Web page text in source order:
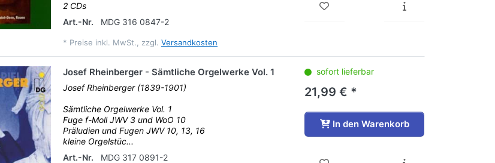
2 CDs
Art.-Nr.
MDG 316 0847-2
* Preise inkl. MwSt., zzgl. Versandkosten
Josef Rheinberger - Sämtliche Orgelwerke Vol. 1
Josef Rheinberger (1839-1901)
Sämtliche Orgelwerke Vol. 1
Fuge f-Moll JWV 3 und WoO 10
Präludien und Fugen JWV 10, 13, 16
kleine Orgelstüc...
Art.-Nr.
MDG 317 0891-2
sofort lieferbar
21,99 € *
In den Warenkorb